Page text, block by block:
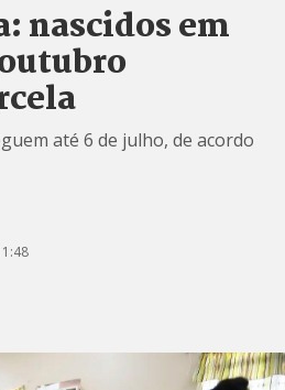
nascidos em
até 6 de julho, de acordo